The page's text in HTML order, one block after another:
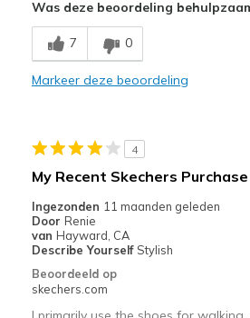
Breathe Well
Comfortable
Not enough color selection
Beste toepassingen
Casual Wear
Width
Sizing
View On Shoes
Shoes are for
Was deze beoordeling
7 0
Markeer deze beoordeling
4
My Recent Skechers Purchase
Ingezonden 11 maanden geleden
Door Renie
van Hayward, CA
Describe Yourself Stylish
Beoordeeld op
skechers.com